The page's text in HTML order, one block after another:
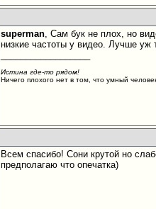
superman, Сам бук не плох, но
низкие частоты у видео. Лучше
Истина где-то рядом!
Ничего плохого нет в том, что умный
Всем спасибо! Сони крутой но
предполагаю что опечатка)